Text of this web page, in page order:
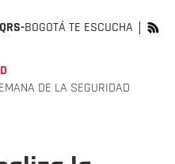
BOGOTÁ TE ESCUCHA
DE LA SEGURIDAD